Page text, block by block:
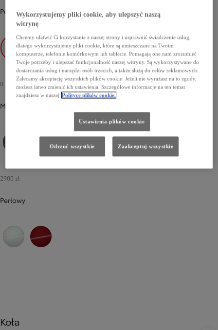
Podstawowy-040 Pure White 1200 zł
040 Pure White
0 zł 2500 zł
Metalik
1G3 Royal Grey209 Eclipse Black1L0 Shimmering Silver
8Y8 Juniper Blue6X7 Forest Green
2900 zł
Perłowy
Koła
Wykorzystujemy pliki cookie, aby ulepszyć naszą
witrynę
Chcemy ułatwić Ci korzystanie z naszej strony i usprawnić świadczenie usług,
dlatego wykorzystujemy pliki cookie, które są umieszczane na Twoim
komputerze, telefonie komórkowym lub tablecie. Pomagają one nam zrozumieć
Twoje potrzeby i ulepszać funkcjonalność naszej witryny. Są wykorzystywane do
dostarczania usług i narzędzi osób trzecich, a także służą do celów reklamowych.
Zalecamy akceptację wszystkich plików cookie. Jeżeli nie wyrażasz na to zgody,
możesz łatwo zmienić ich ustawienia. Szczegółowe informacje na ten temat
znajdziesz w naszej Polityce plików cookie.
Ustawienia plików cookie
Odrzuć wszystkie Zaakceptuj wszystkie